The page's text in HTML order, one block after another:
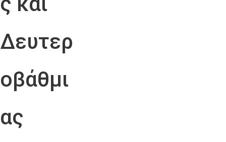
Δευτερ
οβάθμι
ας